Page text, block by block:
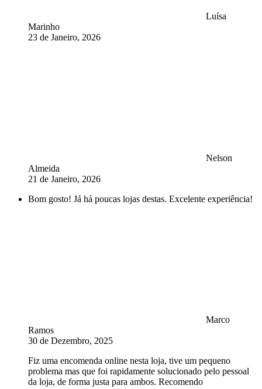
Luísa
Marinho
23 de Janeiro, 2026
Nelson
Almeida
21 de Janeiro, 2026
Bom gosto! Já há poucas lojas destas. Excelente experiência!
Marco
Ramos
30 de Dezembro, 2025
Fiz uma encomenda online nesta loja, tive um pequeno
problema mas que foi rapidamente solucionado pelo pessoal
da loja, de forma justa para ambos. Recomendo